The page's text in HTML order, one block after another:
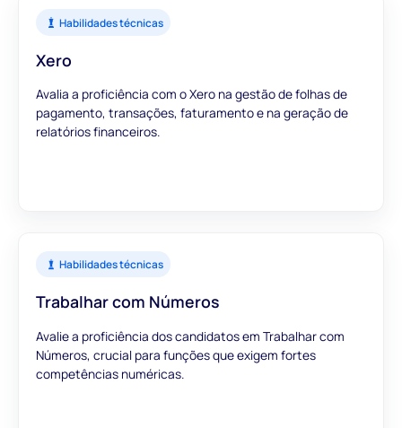
Habilidades técnicas
Xero
Avalia a proficiência com o Xero na gestão de folhas de
pagamento, transações, faturamento e na geração de
relatórios financeiros.
Habilidades técnicas
Trabalhar com Números
Avalie a proficiência dos candidatos em Trabalhar com
Números, crucial para funções que exigem fortes
competências numéricas.